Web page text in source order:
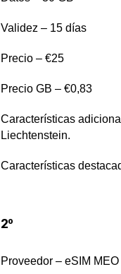
Validez – 15 días
Precio – €25
Precio GB – €0,83
Características
Liechtenstein.
Características
2º
Proveedor – eSIM MEO